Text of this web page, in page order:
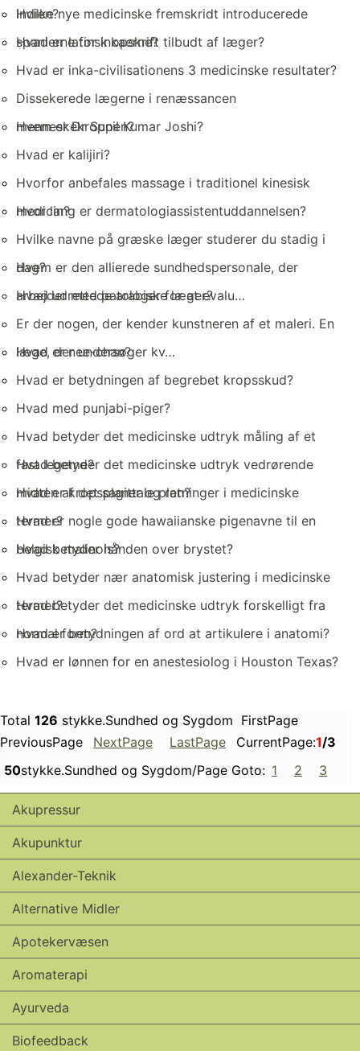
Indien?
Hvilke nye medicinske fremskridt introducerede
spanierne for inkaerne?
Hvad er latinsk opskrift tilbudt af læger?
Hvad er inka-civilisationens 3 medicinske resultater?
Dissekerede lægerne i renæssancen
menneskekroppen?
Hvem er Dr Sunil Kumar Joshi?
Hvad er kalijiri?
Hvorfor anbefales massage i traditionel kinesisk
medicin?
Hvor lang er dermatologiassistentuddannelsen?
Hvilke navne på græske læger studerer du stadig i
dag?
Hvem er den allierede sundhedspersonale, der
arbejder med patologer for at evalu…
Hvad udrettede arabiske læger?
Er der nogen, der kender kunstneren af ​​et maleri. En
læge, der undersøger kv…
Hvad er nee-chan?
Hvad er betydningen af ​​begrebet kropsskud?
Hvad med punjabi-piger?
Hvad betyder det medicinske udtryk måling af et
fast legeme?
Hvad betyder det medicinske udtryk vedrørende
midten af ​​det sagittale plan?
Hvad er kropsplaner og retninger i medicinske
termer?
Hvad er nogle gode hawaiianske pigenavne til en
belgisk malinois?
Hvad betyder hånden over brystet?
Hvad betyder nær anatomisk justering i medicinske
termer?
Hvad betyder det medicinske udtryk forskelligt fra
normal form?
Hvad er betydningen af ​​ord at artikulere i anatomi?
Hvad er lønnen for en anestesiolog i Houston Texas?
Total 126 stykke.Sundhed og Sygdom FirstPage
PreviousPage
NextPage LastPage CurrentPage:1/3
50stykke.Sundhed og Sygdom/Page Goto: 1 2 3
Akupressur
Akupunktur
Alexander-Teknik
Alternative Midler
Apotekervæsen
Aromaterapi
Ayurveda
Biofeedback